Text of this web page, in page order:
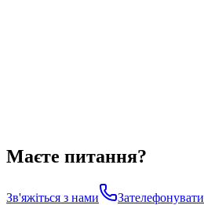
Маєте питання?
Зв'яжіться з нами Зателефонувати